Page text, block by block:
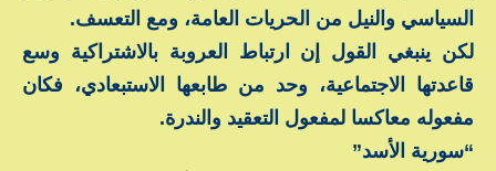
السياسي والنيل من الحريات العامة، ومع التعسف.
لكن ينبغي القول إن ارتباط العروبة بالاشتراكية وسع
قاعدتها الاجتماعية، وحد من طابعها الاستبعادي، فكان
مفعوله معاكسا لمفعول التعقيد والندرة.
“سورية الأسد”